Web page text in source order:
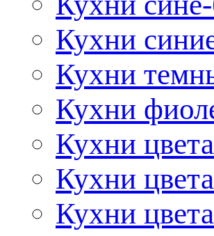
Кухни
Кухни
Кухни
Кухни
Кухни
Кухни